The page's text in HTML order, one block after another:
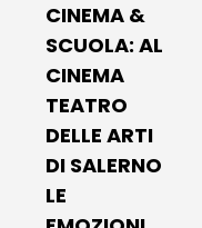
CINEMA &
SCUOLA: AL
CINEMA
TEATRO
DELLE ARTI
DI SALERNO
LE